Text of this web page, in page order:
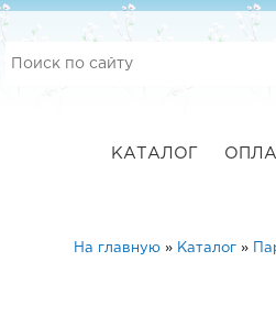
КАТАЛОГ
На главную» Каталог»